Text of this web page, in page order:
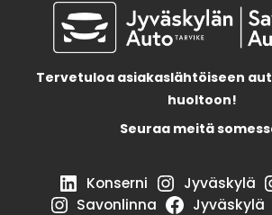
Tervetuloa asiakaslähtöiseen
huoltoon!
Seuraa meitä
Konserni Jyväskylä
Savonlinna
Jyväskylä